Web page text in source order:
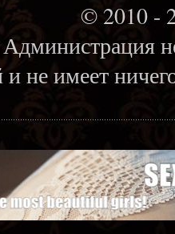
© 2010 -
и не имеет